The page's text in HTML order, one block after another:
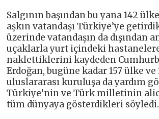
Salgının başından bu yana 142
aşkın vatandaşı Türkiye’ye
üzerinde vatandaşın da dışından
uçaklarla yurt içindeki
naklettiklerini kaydeden
Erdoğan, bugüne kadar 157 ülke ve
uluslararası kuruluşa da yardım
Türkiye’nin ve Türk milletinin
tüm dünyaya gösterdikleri söyledi.